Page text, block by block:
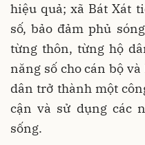
hiệu quả; xã Bát Xát
số, bảo đảm phủ
từng thôn, từng hộ
năng số cho cán bộ
dân trở thành một
cận và sử dụng các
sống.